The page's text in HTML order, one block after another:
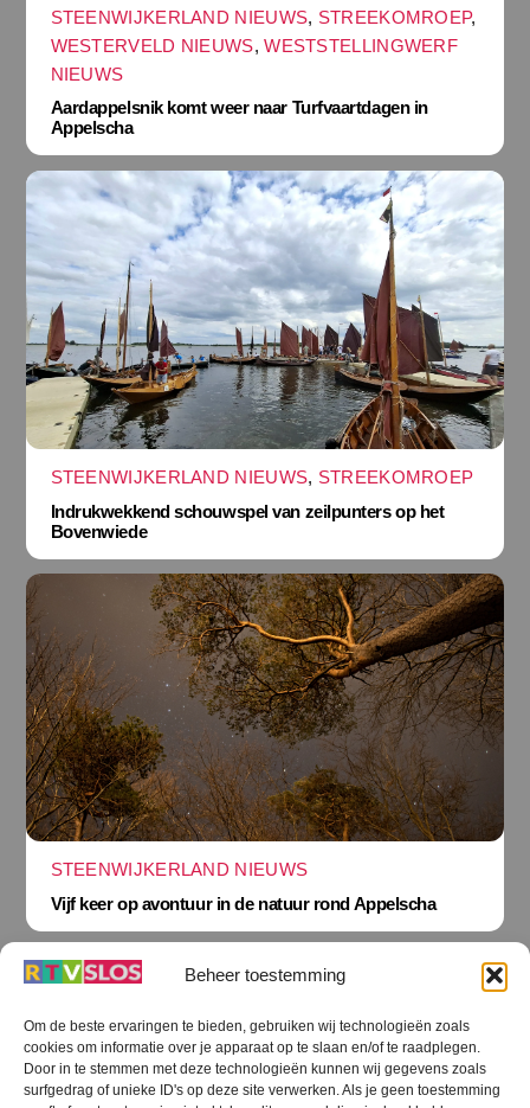
Beheer toestemming
Om de beste ervaringen te bieden, gebruiken wij technologieën zoals
cookies om informatie over je apparaat op te slaan en/of te raadplegen.
Door in te stemmen met deze technologieën kunnen wij gegevens zoals
surfgedrag of unieke ID's op deze site verwerken. Als je geen toestemming
STEENWIJKERLAND NIEUWS, STREEKOMROEP,
WESTERVELD NIEUWS,WESTSTELLINGWERF
NIEUWS
Aardappelsnik komt weer naar Turfvaartdagen in
Appelscha
STEENWIJKERLAND NIEUWS, STREEKOMROEP
Indrukwekkend schouwspel van zeilpunters op het
Bovenwiede
STEENWIJKERLAND NIEUWS
Vijf keer op avontuur in de natuur rond Appelscha
Terug
naar
boven